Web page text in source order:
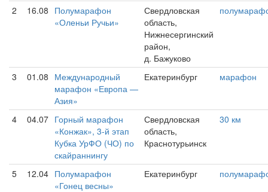
2 16.08 Полумарафон
«Оленьи Ручьи»
Свердловская
область,
Нижнесергинский
район,
д. Бажуково
3 01.08 Международный
марафон «Европа —
Азия»
Екатеринбург марафон
4 04.07 Горный марафон
«Конжак», 3-й этап
Кубка УрФО (ЧО) по
скайраннингу
Свердловская
область,
Краснотурьинск
30 км
5 12.04 Полумарафон
«Гонец весны»
Екатеринбург